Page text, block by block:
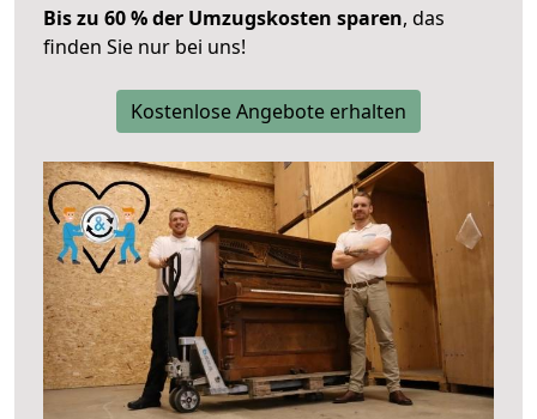
Bis zu 60 % der Umzugskosten sparen, das
finden Sie nur bei uns!
Kostenlose Angebote erhalten